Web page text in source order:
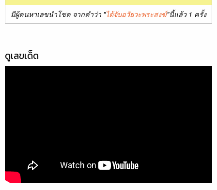
มีผู้คนหาเลขนำโชค จากคำว่า "ได้จับอวัยวะพระสงฆ์"นี้แล้ว 1 ครั้ง
ดูเลขเด็ด